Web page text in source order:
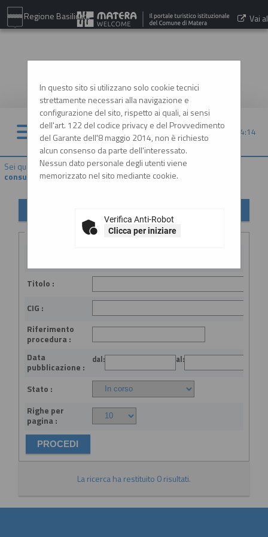
Regione Basilicata Vai al
09/08/2026 04:14
Sei qui: Home»Procedure d'appalto e contratti»Avvisi di avvio
consultazione
In questo sito si utilizzano solo cookie tecnici
strettamente necessari alla navigazione e
configurazione del sito, rispetto ai quali, ai sensi
dell'art. 122 del codice privacy e del Provvedimento
del Garante dell'8 maggio 2014, non è richiesto
alcun consenso da parte dell'interessato.
Nessun dato personale degli utenti viene
memorizzato nel sito mediante cookie.
Verifica Anti-Robot
Clicca per iniziare
Criteri di ricerca
Titolo :
CIG :
Riferimento
procedura :
Data
pubblicazione :
dal: al:
Stato :
Righe per
pagina :
La ricerca ha restituito 0 risultati.